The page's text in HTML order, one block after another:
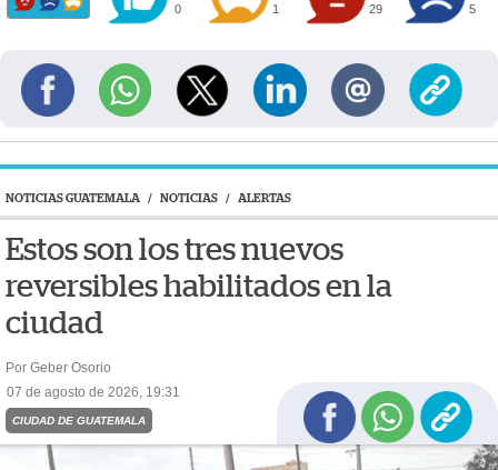
0 1 29 5
NOTICIAS GUATEMALA / NOTICIAS / ALERTAS
Estos son los tres nuevos
reversibles habilitados en la
ciudad
Por Geber Osorio
07 de agosto de 2026, 19:31
CIUDAD DE GUATEMALA